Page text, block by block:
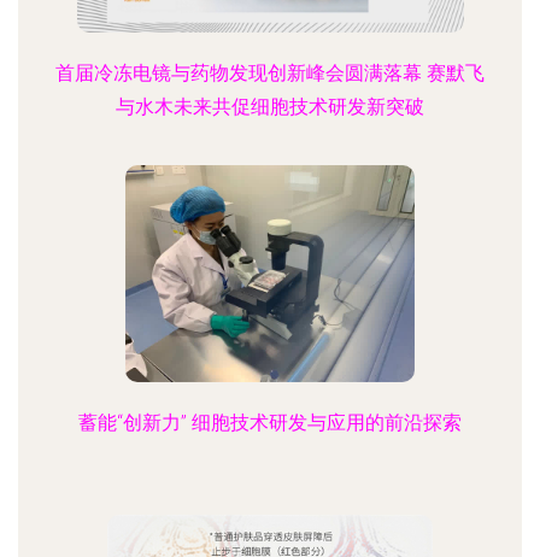
首届冷冻电镜与药物发现创新峰会圆满落幕 赛默飞
与水木未来共促细胞技术研发新突破
蓄能“创新力” 细胞技术研发与应用的前沿探索